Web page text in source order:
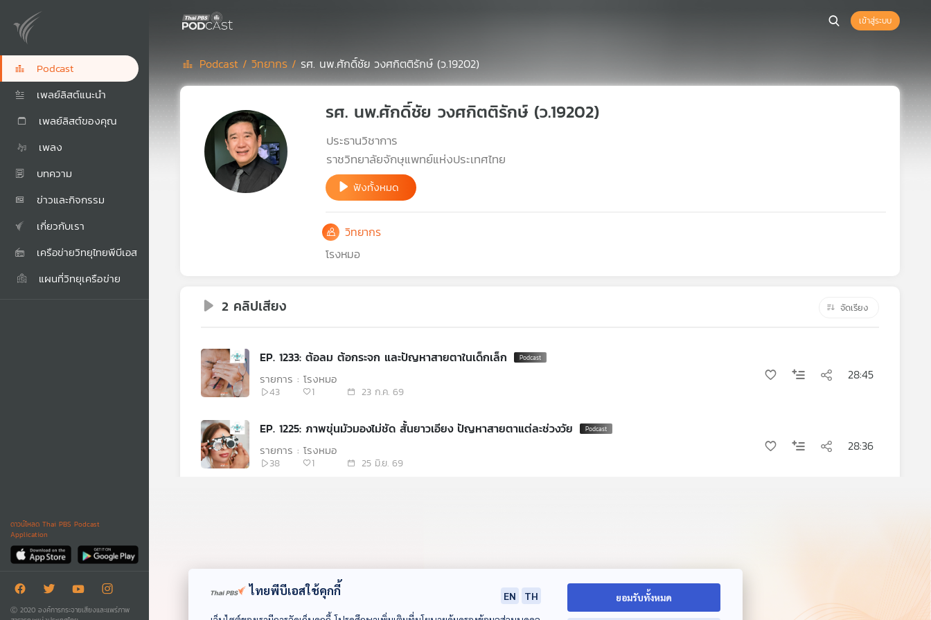
Podcast
เพลย์ลิสต์แนะนำ
เพลย์ลิสต์ของคุณ
เพลง
บทความ
ข่าวและกิจกรรม
เกี่ยวกับเรา
เครือข่ายวิทยุไทยพีบีเอส
แผนที่วิทยุเครือข่าย
ดาวน์โหลด Thai PBS Podcast
Application
Ⓒ 2020 องค์การกระจายเสียงและแพร่ภาพ
เข้าสู่ระบบ
Podcast / วิทยากร / รศ. นพ.ศักดิ์ชัย วงศกิตติรักษ์ (ว.19202)
รศ. นพ.ศักดิ์ชัย วงศกิตติรักษ์ (ว.19202)
ประธานวิชาการ
ราชวิทยาลัยจักษุแพทย์แห่งประเทศไทย
ฟังทั้งหมด
วิทยากร
โรงหมอ
2 คลิปเสียง จัดเรียง
EP. 1233: ต้อลม ต้อกระจก และปัญหาสายตาในเด็กเล็ก
43 1 23 ก.ค. 69
รายการ : โรงหมอ 28:45
EP. 1225: ภาพขุ่นมัวมองไม่ชัด สั้นยาวเอียง ปัญหาสายตาแต่ละช่วงวัย
38 1 25 มิ.ย. 69
รายการ : โรงหมอ 28:36
ไทยพีบีเอสใช้คุกกี้ EN
TH
ยอมรับทั้งหมด